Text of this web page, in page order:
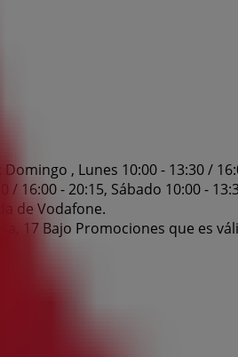
, Lunes 10:00 - 13:30 /
/ 16:00 - 20:15, Sábado 10:00 -
de Vodafone.
17 Bajo Promociones que es